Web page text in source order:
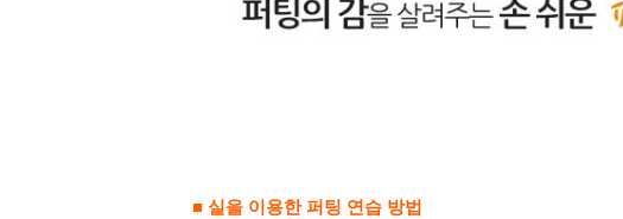
■ 실을 이용한 퍼팅 연습 방법